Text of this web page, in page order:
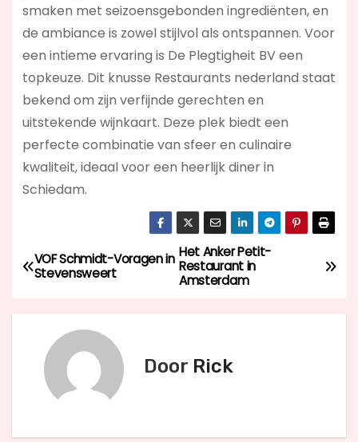
smaken met seizoensgebonden ingrediënten, en
de ambiance is zowel stijlvol als ontspannen. Voor
een intieme ervaring is De Plegtigheit BV een
topkeuze. Dit knusse Restaurants nederland staat
bekend om zijn verfijnde gerechten en
uitstekende wijnkaart. Deze plek biedt een
perfecte combinatie van sfeer en culinaire
kwaliteit, ideaal voor een heerlijk diner in
Schiedam.
B
Het Anker Petit-
Restaurant in
Amsterdam
VOF Schmidt-Voragen in
Stevensweert
Door Rick